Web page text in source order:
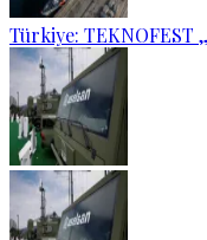
Türkiye: TEKNOFEST